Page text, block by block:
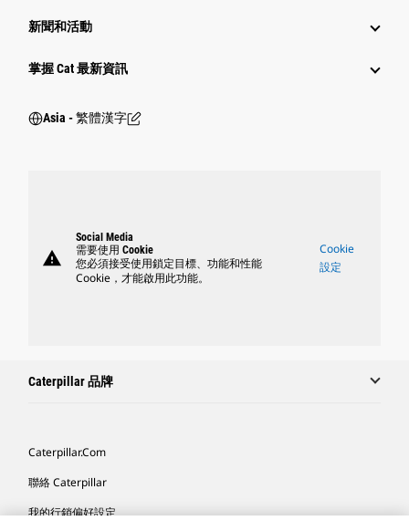
新聞和活動
掌握 Cat 最新資訊
Asia - 繁體漢字
warning
Social Media
需要使用 Cookie
您必須接受使用鎖定目標、功能和性能
Cookie，才能啟用此功能。
Cookie
設定
Caterpillar 品牌
Caterpillar.com
聯絡 Caterpillar
我的行銷偏好設定